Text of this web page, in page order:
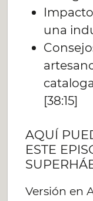
una
[38:15]
AQUÍ
ESTE
Versión en